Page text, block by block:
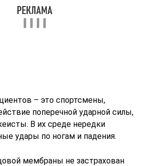
– это спортсмены,
поперечной ударной силы,
В их среде нередки
удары по ногам и падения.
мембраны не застрахован